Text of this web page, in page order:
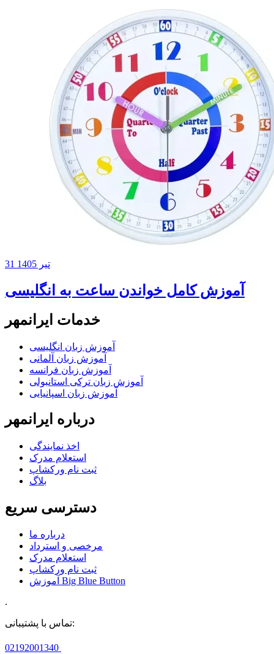
31 تیر 1405
آموزش کامل خواندن ساعت به انگلیسی
خدمات ایرانمهر
آموزش زبان انگلیسی
آموزش زبان آلمانی
آموزش زبان فرانسه
آموزش زبان ترکی استانبولی
آموزش زبان اسپانیایی
درباره ایرانمهر
اخذ نمايندگی
استعلام مدرک
ثبت نام ورکشاپ
بلاگ
دسترسی سریع
درباره ما
مرخصی و استرداد
استعلام مدرک
ثبت نام ورکشاپ
آموزش Big Blue Button
.
تماس با پشتیبانی:
02192001340